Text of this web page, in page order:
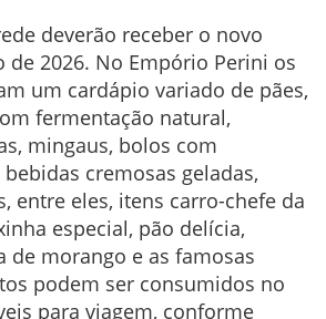
deverão receber o novo
de 2026. No Empório Perini os
um cardápio variado de pães,
fermentação natural,
mingaus, bolos com
cremosas geladas,
entre eles, itens carro-chefe da
especial, pão delícia,
de morango e as famosas
podem ser consumidos no
para viagem, conforme